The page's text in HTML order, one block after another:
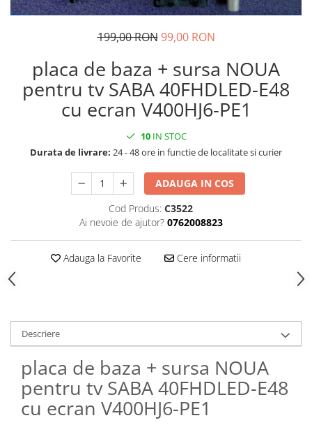
199,00 RON 99,00 RON
placa de baza + sursa NOUA
pentru tv SABA 40FHDLED-E48
cu ecran V400HJ6-PE1
10IN STOC
Durata de livrare: 24 - 48 ore in functie de localitate si curier
ADAUGA IN COS
Cod Produs: C3522
Ai nevoie de ajutor? 0762008823
Adauga la Favorite Cere informatii
Descriere
placa de baza + sursa NOUA
pentru tv SABA 40FHDLED-E48
cu ecran V400HJ6-PE1